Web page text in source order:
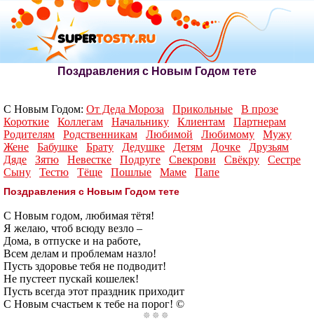
Поздравления с Новым Годом тете
С Новым Годом: От Деда Мороза Прикольные
В прозе
Короткие
Коллегам Начальнику Клиентам
Партнерам
Родителям
Родственникам Любимой Любимому
Мужу
Жене
Бабушке Брату Дедушке Детям Дочке
Друзьям
Дяде
Зятю Невестке Подруге Свекрови Свёкру
Сестре
Сыну
Тестю Тёще Пошлые Маме Папе
Поздравления с Новым Годом тете
С Новым годом, любимая тётя!
Я желаю, чтоб всюду везло –
Дома, в отпуске и на работе,
Всем делам и проблемам назло!
Пусть здоровье тебя не подводит!
Не пустеет пускай кошелек!
Пусть всегда этот праздник приходит
С Новым счастьем к тебе на порог! ©